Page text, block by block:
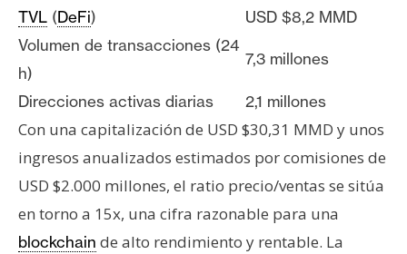
TVL (DeFi)
USD $8,2 MMD
Volumen de transacciones (24
h)
7,3 millones
Direcciones activas diarias 2,1 millones
Con una capitalización de USD $30,31 MMD y unos
ingresos anualizados estimados por comisiones de
USD $2.000 millones, el ratio precio/ventas se sitúa
en torno a 15x, una cifra razonable para una
blockchain de alto rendimiento y rentable. La